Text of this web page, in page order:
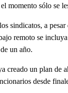
momento sólo se
sindicatos, a
remoto se
un año.
creado un plan de
desde